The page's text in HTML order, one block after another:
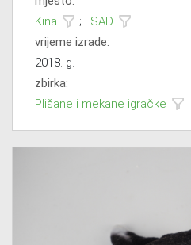
Kina
;
SAD
vrijeme izrade:
2018. g.
zbirka:
Plišane i mekane igračke